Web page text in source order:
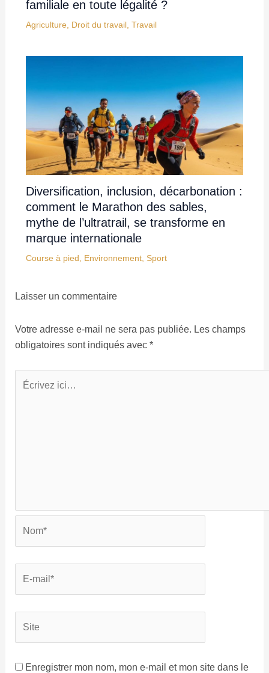
familiale en toute légalité ?
Agriculture, Droit du travail, Travail
Diversification, inclusion, décarbonation :
comment le Marathon des sables,
mythe de l’ultratrail, se transforme en
marque internationale
Course à pied Environnement, Sport
Laisser un commentaire
Votre adresse e-mail ne sera pas publiée. Les champs
obligatoires sont indiqués avec *
Enregistrer mon nom, mon e-mail et mon site dans le